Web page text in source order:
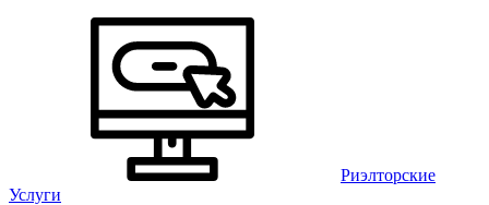
Риэлторские
Услуги